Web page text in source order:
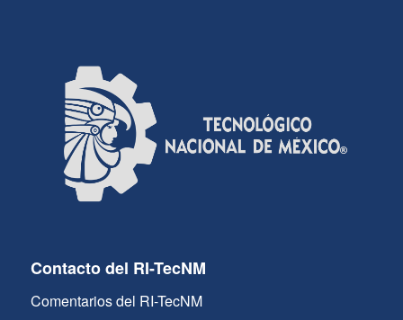
Contacto del RI-TecNM
Comentarios del RI-TecNM